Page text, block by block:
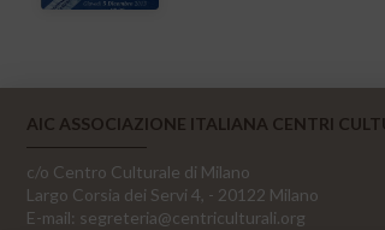
AIC ASSOCIAZIONE ITALIANA CENTRI
c/o Centro Culturale di Milano
Largo Corsia dei Servi 4, - 20122 Milano
E-mail: segreteria@centriculturali.org